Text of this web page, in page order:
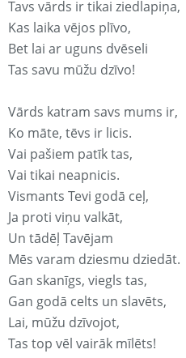
Tavs vārds ir tikai ziedlapiņa,
Kas laika vējos plīvo,
Bet lai ar uguns dvēseli
Tas savu mūžu dzīvo!
Vārds katram savs mums ir,
Ko māte, tēvs ir licis.
Vai pašiem patīk tas,
Vai tikai neapnicis.
Vismants Tevi godā ceļ,
Ja proti viņu valkāt,
Un tādēļ Tavējam
Mēs varam dziesmu dziedāt.
Gan skanīgs, viegls tas,
Gan godā celts un slavēts,
Lai, mūžu dzīvojot,
Tas top vēl vairāk mīlēts!